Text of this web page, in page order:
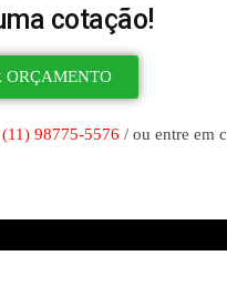
cotação!
ORÇAMENTO
(11) 98775-5576 / ou entre em